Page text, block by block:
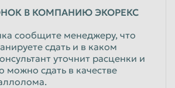
В КОМПАНИЮ ЭКОРЕКС
сообщите менеджеру, что
сдать и в каком
уточнит расценки и
можно сдать в качестве